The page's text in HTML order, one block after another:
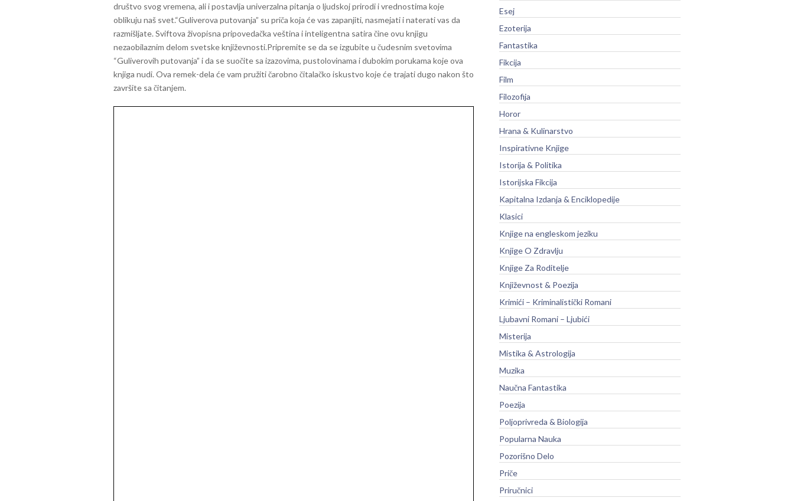
društvo svog vremena, ali i postavlja univerzalna pitanja o ljudskoj prirodi i vrednostima koje
oblikuju naš svet.“Guliverova putovanja” su priča koja će vas zapanjiti, nasmejati i naterati vas da
razmišljate. Sviftova živopisna pripovedačka veština i inteligentna satira čine ovu knjigu
nezaobilaznim delom svetske književnosti.Pripremite se da se izgubite u čudesnim svetovima
“Guliverovih putovanja” i da se suočite sa izazovima, pustolovinama i dubokim porukama koje ova
knjiga nudi. Ova remek-dela će vam pružiti čarobno čitalačko iskustvo koje će trajati dugo nakon što
završite sa čitanjem.
Esej
Ezoterija
Fantastika
Fikcija
Film
Filozofija
Horor
Hrana & Kulinarstvo
Inspirativne Knjige
Istorija & Politika
Istorijska Fikcija
Kapitalna Izdanja & Enciklopedije
Klasici
Knjige na engleskom jeziku
Knjige O Zdravlju
Knjige Za Roditelje
Književnost & Poezija
Krimići – Kriminalistički Romani
Ljubavni Romani – Ljubići
Misterija
Mistika & Astrologija
Muzika
Naučna Fantastika
Poezija
Poljoprivreda & Biologija
Popularna Nauka
Pozorišno Delo
Priče
Priručnici